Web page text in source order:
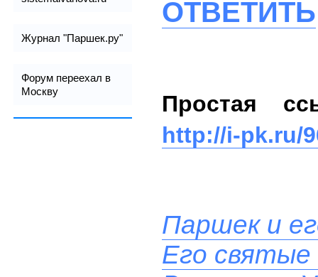
Журнал "Паршек.ру"
Форум переехал в
Москву
ОТВЕТИТЬ
Простая
http://i-pk.ru/
Паршек и
Его святые